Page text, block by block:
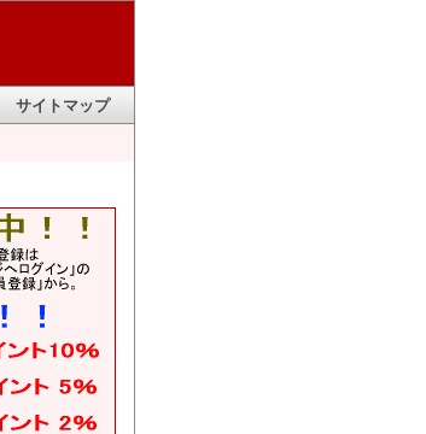
サイトマップ